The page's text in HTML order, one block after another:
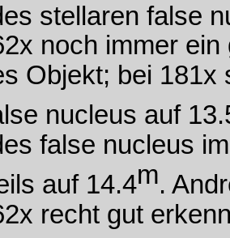
stellaren false
noch immer
Objekt; bei
nucleus auf
false nucleus
auf 14.4m.
recht gut